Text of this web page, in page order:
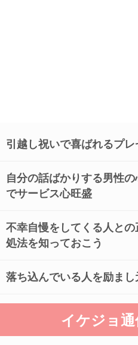
引越し祝いで喜ばれるプ
自分の話ばかりする男性
でサービス心旺盛
不幸自慢をしてくる人と
処法を知っておこう
落ち込んでいる人を励ま
イケジョ